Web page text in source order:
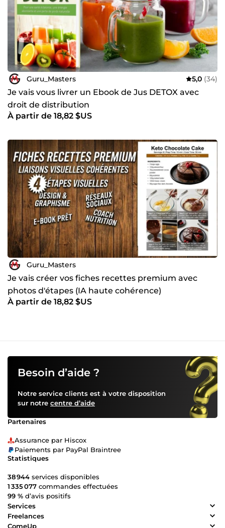
Guru_Masters 5,0 (34)
Je vais vous livrer un Ebook de Jus DETOX avec
droit de distribution
À partir de 18,82 $US
Guru_Masters
Je vais créer vos fiches recettes premium avec
photos d'étapes (IA haute cohérence)
À partir de 18,82 $US
Besoin d’aide ?
Notre service clients est à votre disposition
sur notre centre d’aide
Partenaires
Assurance par Hiscox
Paiements par PayPal Braintree
Statistiques
38 944 services disponibles
1 335 077 commandes effectuées
99 % d’avis positifs
Services
Freelances
ComeUp